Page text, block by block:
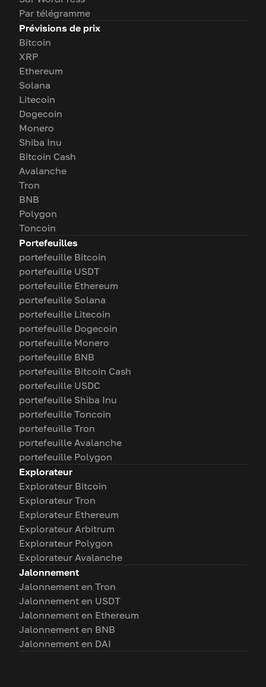
Par télégramme
Prévisions de prix
Bitcoin
XRP
Ethereum
Solana
Litecoin
Dogecoin
Monero
Shiba Inu
Bitcoin Cash
Avalanche
Tron
BNB
Polygon
Toncoin
Portefeuilles
portefeuille Bitcoin
portefeuille USDT
portefeuille Ethereum
portefeuille Solana
portefeuille Litecoin
portefeuille Dogecoin
portefeuille Monero
portefeuille BNB
portefeuille Bitcoin Cash
portefeuille USDC
portefeuille Shiba Inu
portefeuille Toncoin
portefeuille Tron
portefeuille Avalanche
portefeuille Polygon
Explorateur
Explorateur Bitcoin
Explorateur Tron
Explorateur Ethereum
Explorateur Arbitrum
Explorateur Polygon
Explorateur Avalanche
Jalonnement
Jalonnement en Tron
Jalonnement en USDT
Jalonnement en Ethereum
Jalonnement en BNB
Jalonnement en DAI